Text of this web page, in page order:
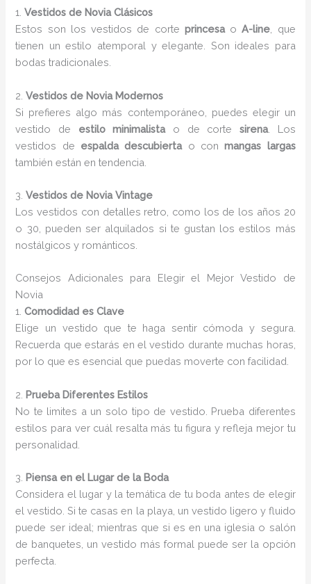
1.Vestidos de Novia Clásicos
Estos son los vestidos de corte princesaoA-line, que
tienen un estilo atemporal y elegante. Son ideales para
bodas tradicionales.
2.Vestidos de Novia Modernos
Si prefieres algo más contemporáneo, puedes elegir un
vestido de estilo minimalistao de corte sirena. Los
vestidos de espalda descubiertao conmangas largas
también están en tendencia.
3.Vestidos de Novia Vintage
Los vestidos con detalles retro, como los de los años 20
o 30, pueden ser alquilados si te gustan los estilos más
nostálgicos y románticos.
Consejos Adicionales para Elegir el Mejor Vestido de
Novia
1.Comodidad es Clave
Elige un vestido que te haga sentir cómoda y segura.
Recuerda que estarás en el vestido durante muchas horas,
por lo que es esencial que puedas moverte con facilidad.
2. Prueba Diferentes Estilos
No te limites a un solo tipo de vestido. Prueba diferentes
estilos para ver cuál resalta más tu figura y refleja mejor tu
personalidad.
3. Piensa en el Lugar de la Boda
Considera el lugar y la temática de tu boda antes de elegir
el vestido. Si te casas en la playa, un vestido ligero y fluido
puede ser ideal; mientras que si es en una iglesia o salón
de banquetes, un vestido más formal puede ser la opción
perfecta.